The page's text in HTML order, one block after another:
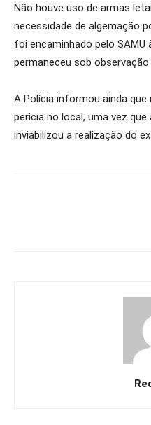
Não houve uso de armas
necessidade de algemação
foi encaminhado pelo SAMU
permaneceu sob observação
A Polícia informou ainda
perícia no local, uma vez
inviabilizou a realização do